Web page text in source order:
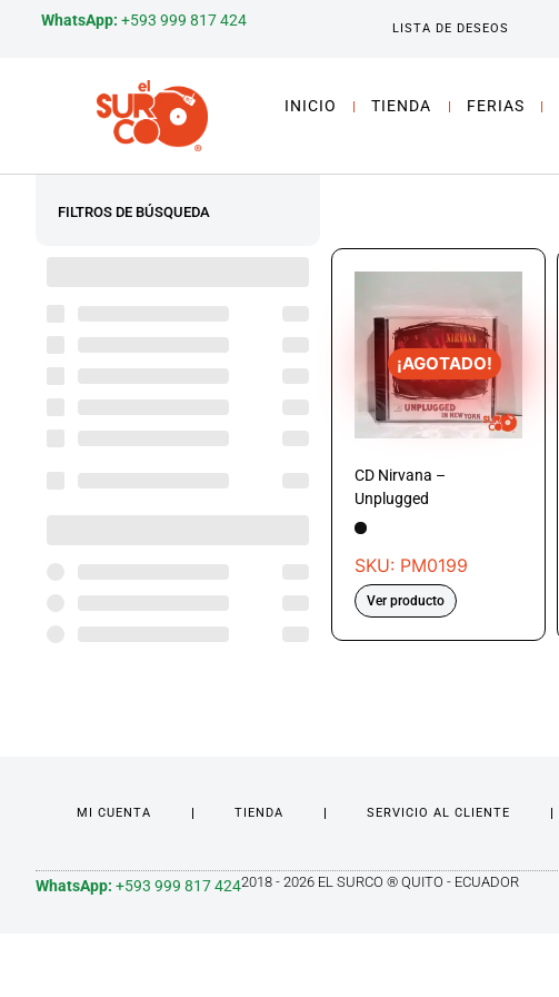
WhatsApp: +593 999 817 424 LISTA DE DESEOS
INICIO TIENDA FERIAS
FILTROS DE BÚSQUEDA
¡AGOTADO!
CD Nirvana –
Unplugged
SKU: PM0199
Ver producto
MI CUENTA TIENDA SERVICIO AL CLIENTE
WhatsApp: +593 999 817 4242018 - 2026 EL SURCO ® QUITO - ECUADOR